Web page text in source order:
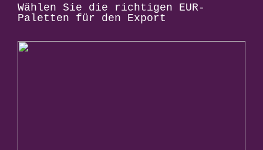
Wählen Sie die richtigen EUR-
Paletten für den Export